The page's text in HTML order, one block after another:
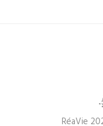
RéaVie